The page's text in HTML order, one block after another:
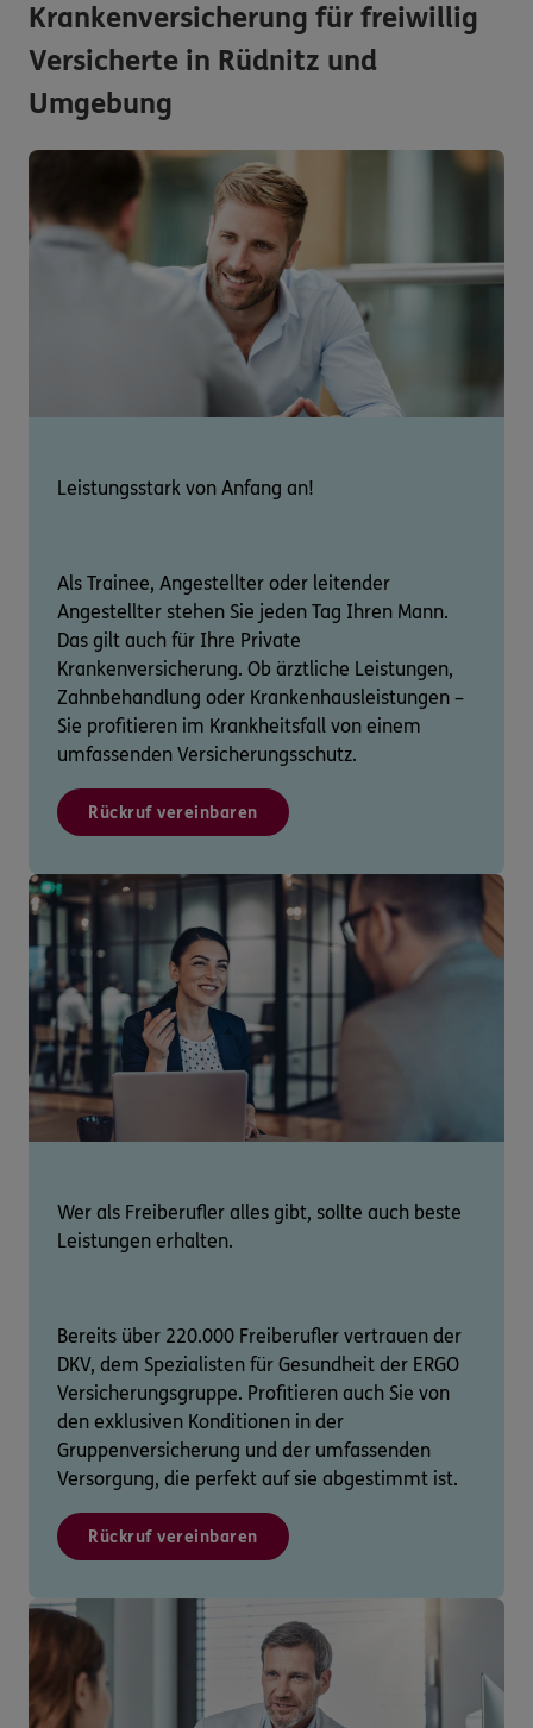
Krankenversicherung für freiwillig
Versicherte in Rüdnitz und
Umgebung
Leistungsstark von Anfang an!
Als Trainee, Angestellter oder leitender
Angestellter stehen Sie jeden Tag Ihren Mann.
Das gilt auch für Ihre Private
Krankenversicherung. Ob ärztliche Leistungen,
Zahnbehandlung oder Krankenhausleistungen –
Sie profitieren im Krankheitsfall von einem
umfassenden Versicherungsschutz.
Rückruf vereinbaren
Wer als Freiberufler alles gibt, sollte auch beste
Leistungen erhalten.
Bereits über 220.000 Freiberufler vertrauen der
DKV, dem Spezialisten für Gesundheit der ERGO
Versicherungsgruppe. Profitieren auch Sie von
den exklusiven Konditionen in der
Gruppenversicherung und der umfassenden
Versorgung, die perfekt auf sie abgestimmt ist.
Rückruf vereinbaren